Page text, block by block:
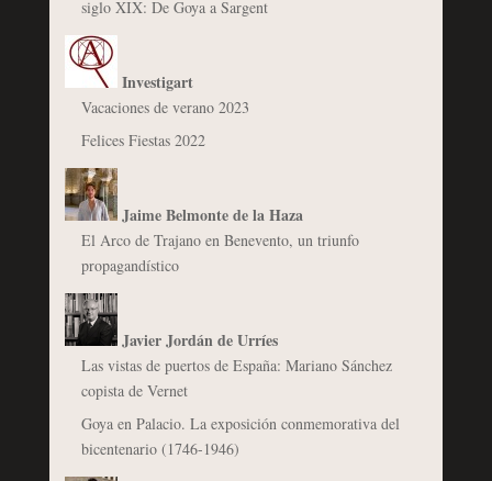
siglo XIX: De Goya a Sargent
Investigart
Vacaciones de verano 2023
Felices Fiestas 2022
Jaime Belmonte de la Haza
El Arco de Trajano en Benevento, un triunfo
propagandístico
Javier Jordán de Urríes
Las vistas de puertos de España: Mariano Sánchez
copista de Vernet
Goya en Palacio. La exposición conmemorativa del
bicentenario (1746-1946)